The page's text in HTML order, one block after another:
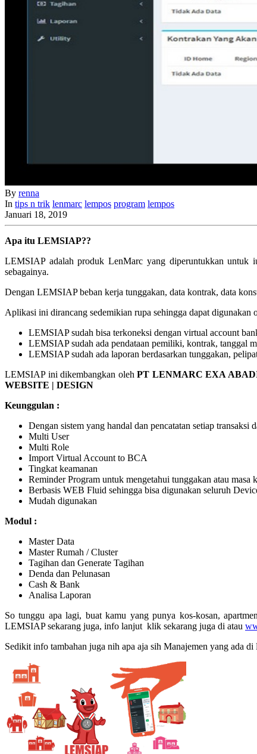
By renna
In tips n trik lenmarc lempos program lempos
Januari 18, 2019
Apa itu LEMSIAP??
LEMSIAP adalah produk LenMarc yang diperuntukkan untuk
sebagainya.
Dengan LEMSIAP beban kerja tunggakan, data kontrak, data
Aplikasi ini dirancang sedemikian rupa sehingga dapat
LEMSIAP sudah bisa terkoneksi dengan virtual account
LEMSIAP sudah ada pendataan pemiliki, kontrak, tanggal
LEMSIAP sudah ada laporan berdasarkan tunggakan,
LEMSIAP ini dikembangkan olehPT LENMARC EXA
WEBSITE | DESIGN
Keunggulan :
Dengan sistem yang handal dan pencatatan setiap
Multi User
Multi Role
Import Virtual Account to BCA
Tingkat keamanan
Reminder Program untuk mengetahui tunggakan atau masa
Berbasis WEB Fluid sehingga bisa digunakan seluruh
Mudah digunakan
Modul :
Master Data
Master Rumah / Cluster
Tagihan dan Generate Tagihan
Denda dan Pelunasan
Cash & Bank
Analisa Laporan
So tunggu apa lagi, buat kamu yang punya kos-kosan,
LEMSIAP sekarang juga, info lanjut klik sekarang juga di atau
Sedikit info tambahan juga nih apa aja sih Manajemen yang ada